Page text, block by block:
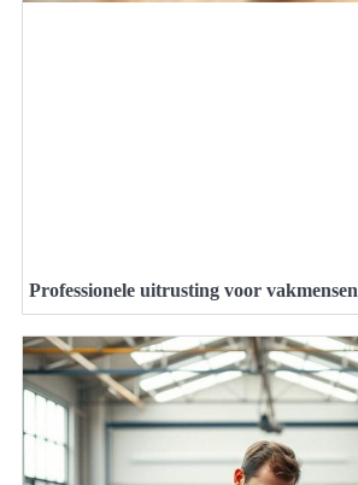
Professionele uitrusting voor vakmensen